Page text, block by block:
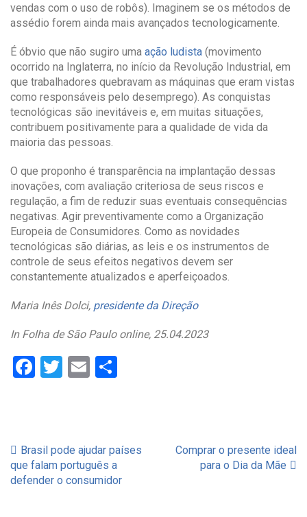
vendas com o uso de robôs). Imaginem se os métodos de
assédio forem ainda mais avançados tecnologicamente.
É óbvio que não sugiro uma ação ludista (movimento
ocorrido na Inglaterra, no início da Revolução Industrial, em
que trabalhadores quebravam as máquinas que eram vistas
como responsáveis pelo desemprego). As conquistas
tecnológicas são inevitáveis e, em muitas situações,
contribuem positivamente para a qualidade de vida da
maioria das pessoas.
O que proponho é transparência na implantação dessas
inovações, com avaliação criteriosa de seus riscos e
regulação, a fim de reduzir suas eventuais consequências
negativas. Agir preventivamente como a Organização
Europeia de Consumidores. Como as novidades
tecnológicas são diárias, as leis e os instrumentos de
controle de seus efeitos negativos devem ser
constantemente atualizados e aperfeiçoados.
Maria Inês Dolci, presidente da Direção
In Folha de São Paulo online, 25.04.2023
Facebook
Twitter
Email
Navegação
Brasil pode ajudar países
que falam português a
defender o consumidor
Comprar o presente ideal
para o Dia da Mãe